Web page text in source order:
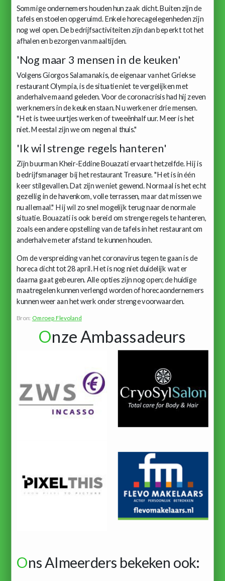
Sommige ondernemers houden hun zaak dicht. Buiten zijn de
tafels en stoelen opgeruimd. Enkele horecagelegenheden zijn
nog wel open. De bedrijfsactiviteiten zijn dan beperkt tot het
afhalen en bezorgen van maaltijden.
'Nog maar 3 mensen in de keuken'
Volgens Giorgos Salamanakis, de eigenaar van het Griekse
restaurant Olympia, is de situatie niet te vergelijken met
anderhalve maand geleden. Voor de coronacrisis had hij zeven
werknemers in de keuken staan. Nu werken er drie mensen.
"Het is twee uurtjes werken of tweeënhalf uur. Meer is het
niet. Meestal zijn we om negen al thuis."
'Ik wil strenge regels hanteren'
Zijn buurman Kheir-Eddine Bouazati ervaart hetzelfde. Hij is
bedrijfsmanager bij het restaurant Treasure. "Het is in één
keer stilgevallen. Dat zijn we niet gewend. Normaal is het echt
gezellig in de havenkom, volle terrassen, maar dat missen we
nu allemaal." Hij wil zo snel mogelijk terug naar de normale
situatie. Bouazati is ook bereid om strenge regels te hanteren,
zoals een andere opstelling van de tafels in het restaurant om
anderhalve meter afstand te kunnen houden.
Om de verspreiding van het coronavirus tegen te gaan is de
horeca dicht tot 28 april. Het is nog niet duidelijk wat er
daarna gaat gebeuren. Alle opties zijn nog open; de huidige
maatregelen kunnen verlengd worden of horecaondernemers
kunnen weer aan het werk onder strenge voorwaarden.
Bron: Omroep Flevoland
Onze Ambassadeurs
Ons Almeerders bekeken ook: